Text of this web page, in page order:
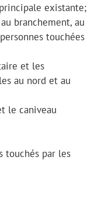
existante;
branchement, au
touchées
et les
au nord et au
le caniveau
touchés par les